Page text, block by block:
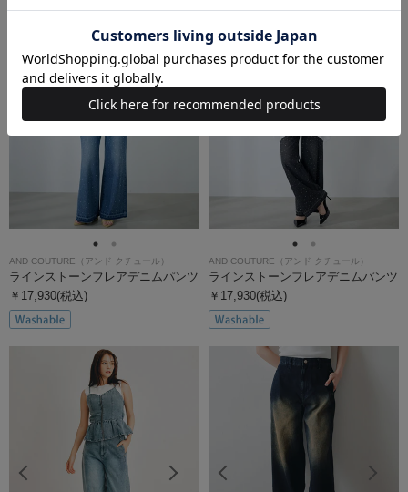
AND COUTURE（アンド クチュール）
ラインストーンフレアデニムパンツ
￥17,930(税込)
AND COUTURE（アンド クチュール）
ラインストーンフレアデニムパンツ
￥17,930(税込)